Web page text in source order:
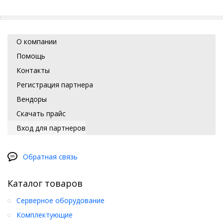
О компании
Помощь
Контакты
Регистрация партнера
Вендоры
Скачать прайс
Вход для партнеров
Обратная связь
Каталог товаров
Серверное оборудование
Комплектующие